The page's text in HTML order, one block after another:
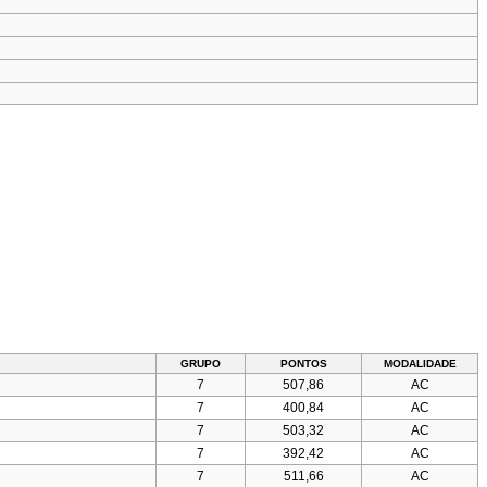
GRUPO PONTOS MODALIDADE
7 507,86
AC
7 400,84
AC
7 503,32
AC
7 392,42
AC
7 511,66 AC